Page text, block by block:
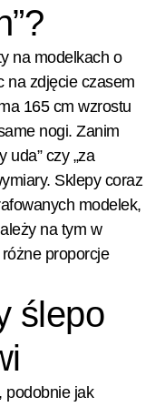
na modelkach o
na zdjęcie czasem
165 cm wzrostu
nogi. Zanim
uda” czy „za
Sklepy coraz
modelek,
na tym w
proporcje
ślepo
podobnie jak